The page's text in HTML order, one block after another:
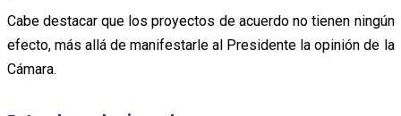
Cabe destacar que los proyectos de acuerdo no tienen ningún
efecto, más allá de manifestarle al Presidente la opinión de la
Cámara.